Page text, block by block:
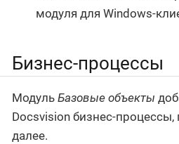
модуля для Windows-
Бизнес-процессы
Модуль Базовые объекты
Docsvision бизнес-
далее.